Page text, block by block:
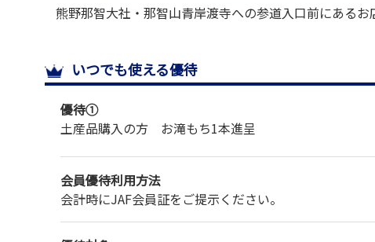
熊野那智大社・那智山青岸渡寺への参道入口前にある
いつでも使える優待
優待①
土産品購入の方 お滝もち1本進呈
会員優待利用方法
会計時にJAF会員証をご提示ください。